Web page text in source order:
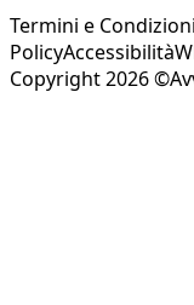
Termini e Condizioni
PolicyAccessibilità
Copyright 2026